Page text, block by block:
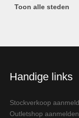
Toon alle steden
Handige links
Stockverkoop
Outletshop aanmelden